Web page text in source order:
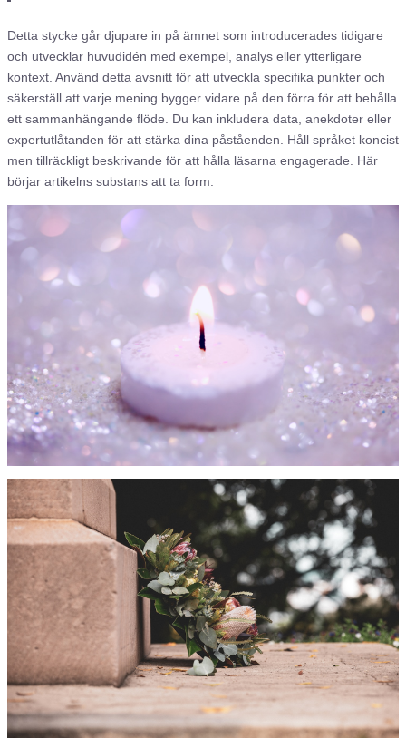
Detta stycke går djupare in på ämnet som introducerades tidigare
och utvecklar huvudidén med exempel, analys eller ytterligare
kontext. Använd detta avsnitt för att utveckla specifika punkter och
säkerställ att varje mening bygger vidare på den förra för att behålla
ett sammanhängande flöde. Du kan inkludera data, anekdoter eller
expertutlåtanden för att stärka dina påståenden. Håll språket koncist
men tillräckligt beskrivande för att hålla läsarna engagerade. Här
börjar artikelns substans att ta form.